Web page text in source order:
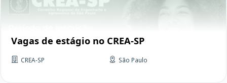
Vagas de estágio no CREA-SP
CREA-SP São Paulo